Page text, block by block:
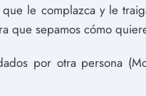
le complazca y le
que sepamos cómo
por otra persona